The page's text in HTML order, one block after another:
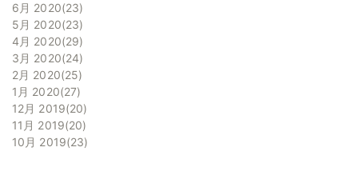
6月 2020 23
5月 2020 23
4月 2020 29
3月 2020 24
2月 2020 25
1月 2020 27
12月 2019 20
11月 2019 20
10月 2019 23